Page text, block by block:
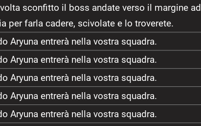
sconfitto il boss andate verso il margine ad
per farla cadere, scivolate e lo troverete.
Aryuna entrerà nella vostra squadra.
Aryuna entrerà nella vostra squadra.
Aryuna entrerà nella vostra squadra.
Aryuna entrerà nella vostra squadra.
Aryuna entrerà nella vostra squadra.